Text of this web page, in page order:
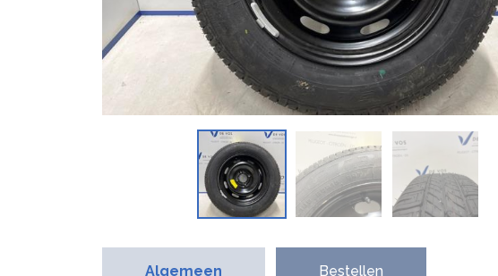
Algemeen Bestellen